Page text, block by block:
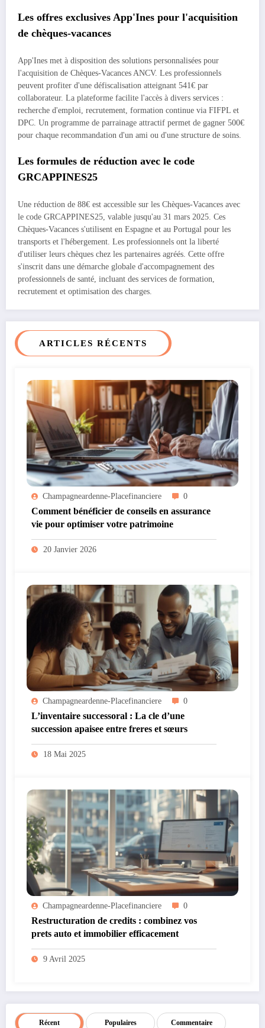
Les offres exclusives App'Ines pour l'acquisition
de chèques-vacances
App'Ines met à disposition des solutions personnalisées pour
l'acquisition de Chèques-Vacances ANCV. Les professionnels
peuvent profiter d'une défiscalisation atteignant 541€ par
collaborateur. La plateforme facilite l'accès à divers services :
recherche d'emploi, recrutement, formation continue via FIFPL et
DPC. Un programme de parrainage attractif permet de gagner 500€
pour chaque recommandation d'un ami ou d'une structure de soins.
Les formules de réduction avec le code
GRCAPPINES25
Une réduction de 88€ est accessible sur les Chèques-Vacances avec
le code GRCAPPINES25, valable jusqu'au 31 mars 2025. Ces
Chèques-Vacances s'utilisent en Espagne et au Portugal pour les
transports et l'hébergement. Les professionnels ont la liberté
d'utiliser leurs chèques chez les partenaires agréés. Cette offre
s'inscrit dans une démarche globale d'accompagnement des
professionnels de santé, incluant des services de formation,
recrutement et optimisation des charges.
ARTICLES RÉCENTS
Champagneardenne-Placefinanciere 0
Comment bénéficier de conseils en assurance
vie pour optimiser votre patrimoine
20 Janvier 2026
Champagneardenne-Placefinanciere 0
L’inventaire successoral : La cle d’une
succession apaisee entre freres et sœurs
18 Mai 2025
Champagneardenne-Placefinanciere 0
Restructuration de credits : combinez vos
prets auto et immobilier efficacement
9 Avril 2025
Récent Populaires Commentaire